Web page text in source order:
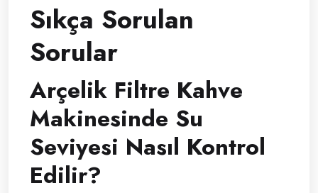
Sıkça Sorulan
Sorular
Arçelik Filtre Kahve
Makinesinde Su
Seviyesi Nasıl Kontrol
Edilir?